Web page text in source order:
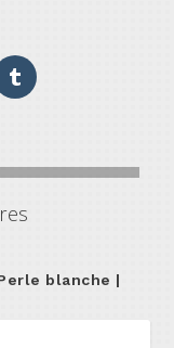
blanche |